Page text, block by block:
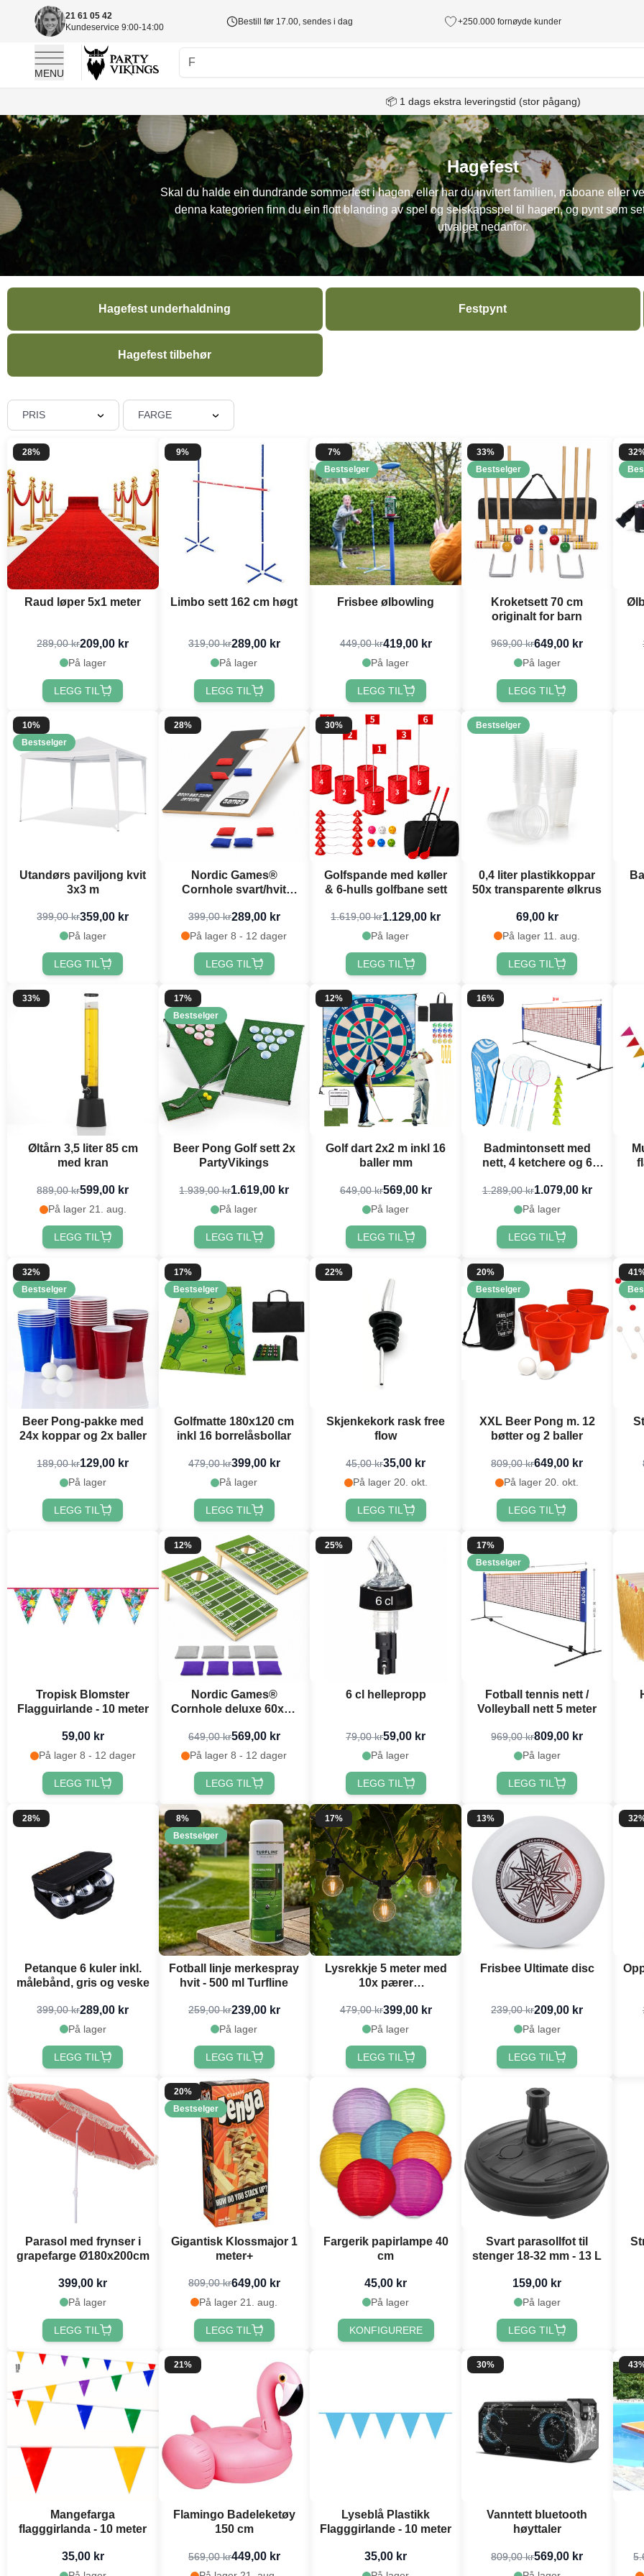
21 61 05 42
Kundeservice 9:00-14:00
Bestill før 17.00, sendes i dag +250.000 fornøyde kunder
MENU
📦 1 dags ekstra leveringstid (stor pågang)
Hagefest
Skal du halde ein dundrande sommerfest i hagen, eller har du invitert familien, naboane eller
denna kategorien finn du ein flott blanding av spel og selskapsspel til hagen, og pynt som
utvalget nedanfor.
Hagefest underhaldning Festpynt
Hagefest tilbehør
PRIS FARGE
28%
Raud løper 5x1 meter
289,00 kr209,00 kr
På lager
LEGG TIL
9%
Limbo sett 162 cm høgt
319,00 kr289,00 kr
På lager
LEGG TIL
7%
Bestselger
Frisbee ølbowling
449,00 kr419,00 kr
På lager
LEGG TIL
33%
Bestselger
Kroketsett 70 cm
originalt for barn
969,00 kr649,00 kr
På lager
LEGG TIL
10%
Bestselger
Utandørs paviljong kvit
3x3 m
399,00 kr359,00 kr
På lager
LEGG TIL
28%
Nordic Games®
Cornhole svart/hvit
399,00 kr289,00 kr
På lager 8 - 12 dager
LEGG TIL
30%
Golfspande med køller
& 6-hulls golfbane sett
1.619,00 kr1.129,00 kr
På lager
LEGG TIL
Bestselger
0,4 liter plastikkoppar
50x transparente ølkrus
69,00 kr
På lager 11. aug.
LEGG TIL
33%
Øltårn 3,5 liter 85 cm
med kran
889,00 kr599,00 kr
På lager 21. aug.
LEGG TIL
17%
Bestselger
Beer Pong Golf sett 2x
PartyVikings
1.939,00 kr1.619,00 kr
På lager
LEGG TIL
12%
Golf dart 2x2 m inkl 16
baller mm
649,00 kr569,00 kr
På lager
LEGG TIL
16%
Badmintonsett med
nett, 4 ketchere og 6
1.289,00 kr1.079,00 kr
På lager
LEGG TIL
32%
Bestselger
Beer Pong-pakke med
24x koppar og 2x baller
189,00 kr129,00 kr
På lager
LEGG TIL
17%
Bestselger
Golfmatte 180x120 cm
inkl 16 borrelåsbollar
479,00 kr399,00 kr
På lager
LEGG TIL
22%
Skjenkekork rask free
flow
45,00 kr35,00 kr
På lager 20. okt.
LEGG TIL
20%
Bestselger
XXL Beer Pong m. 12
bøtter og 2 baller
809,00 kr649,00 kr
På lager 20. okt.
LEGG TIL
Tropisk Blomster
Flagguirlande - 10 meter
59,00 kr
På lager 8 - 12 dager
LEGG TIL
12%
Nordic Games®
Cornhole deluxe 60x30
649,00 kr569,00 kr
På lager 8 - 12 dager
LEGG TIL
25%
6 cl hellepropp
79,00 kr59,00 kr
På lager
LEGG TIL
17%
Bestselger
Fotball tennis nett /
Volleyball nett 5 meter
969,00 kr809,00 kr
På lager
LEGG TIL
28%
Petanque 6 kuler inkl.
målebånd, gris og veske
399,00 kr289,00 kr
På lager
LEGG TIL
8%
Bestselger
Fotball linje merkespray
hvit - 500 ml Turfline
259,00 kr239,00 kr
På lager
LEGG TIL
17%
Lysrekkje 5 meter med
10x pærer
479,00 kr399,00 kr
På lager
LEGG TIL
13%
Frisbee Ultimate disc
239,00 kr209,00 kr
På lager
LEGG TIL
Parasol med frynser i
grapefarge Ø180x200cm
399,00 kr
På lager
LEGG TIL
20%
Bestselger
Gigantisk Klossmajor 1
meter+
809,00 kr649,00 kr
På lager 21. aug.
LEGG TIL
Fargerik papirlampe 40
cm
45,00 kr
På lager
KONFIGURERE
Svart parasollfot til
stenger 18-32 mm - 13 L
159,00 kr
På lager
LEGG TIL
Mangefarga
flagggirlanda - 10 meter
35,00 kr
21%
Flamingo Badeleketøy
150 cm
569,00 kr449,00 kr
Lyseblå Plastikk
Flagggirlande - 10 meter
35,00 kr
30%
Vanntett bluetooth
høyttaler
809,00 kr569,00 kr